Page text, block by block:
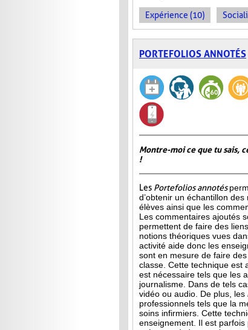
Expérience (10)
PORTEFOLIOS ANNOTÉS
Montre-moi ce que tu sais,
!
Les Portefolios annotés
d’obtenir un échantillon
élèves ainsi que les
Les commentaires ajoutés
permettent de faire des
notions théoriques vues
activité aide donc les
sont en mesure de faire
classe. Cette technique est
est nécessaire tels que les
journalisme. Dans de tels
vidéo ou audio. De plus, les
professionnels tels que la
soins infirmiers. Cette
enseignement. Il est